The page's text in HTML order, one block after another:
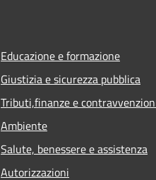
Educazione e formazione
Giustizia e sicurezza pubblica
Tributi,finanze e
Ambiente
Salute, benessere e assistenza
Autorizzazioni